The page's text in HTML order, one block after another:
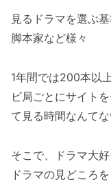
見るドラマを選ぶ
脚本家など様々
1年間では200本以
ビ局ごとにサイト
て見る時間なんてな
そこで、ドラマ大
ドラマの見どころ